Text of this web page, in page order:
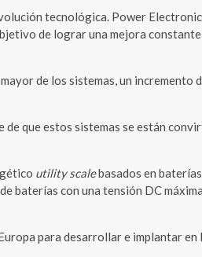
tecnológica. Power
de lograr una mejora constante
de los sistemas, un incremento
que estos sistemas se están
utility scalebasados en
baterías con una tensión DC
para desarrollar e implantar